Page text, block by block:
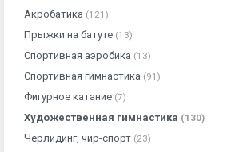
Акробатика (121)
Прыжки на батуте (13)
Спортивная аэробика (13)
Спортивная гимнастика (91)
Фигурное катание (7)
Художественная гимнастика (130)
Черлидинг, чир-спорт (23)